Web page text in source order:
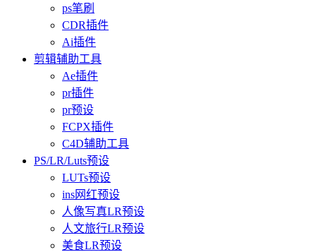
ps笔刷
CDR插件
Ai插件
剪辑辅助工具
Ae插件
pr插件
pr预设
FCPX插件
C4D辅助工具
PS/LR/Luts预设
LUTs预设
ins网红预设
人像写真LR预设
人文旅行LR预设
美食LR预设